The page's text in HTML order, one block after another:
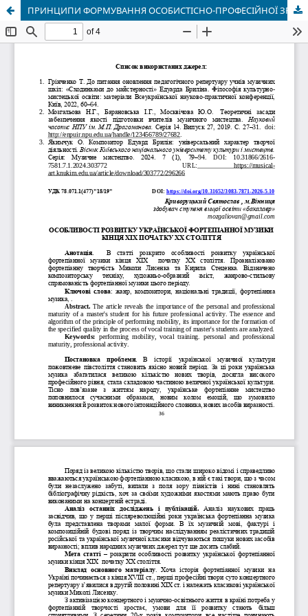
ПРИНЦИПИ ФОРМУВАННЯ ОСОБИСТІСНО-ПРОФЕСІЙНОЇ ЗРІЛОСТІ МАГІСТРАНТІВ